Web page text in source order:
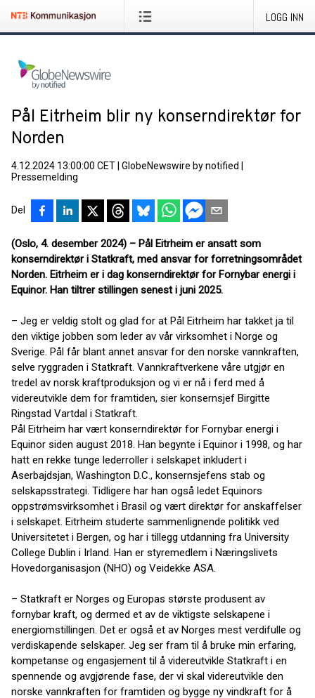
LOGG INN
Pål Eitrheim blir ny konserndirektør for
Norden
4.12.2024 13:00:00 CET GlobeNewswire by notified
Pressemelding
Del
(Oslo, 4. desember 2024) – Pål Eitrheim er ansatt som
konserndirektør i Statkraft, med ansvar for forretningsområdet
Norden. Eitrheim er i dag konserndirektør for Fornybar energi i
Equinor. Han tiltrer stillingen senest i juni 2025.
– Jeg er veldig stolt og glad for at Pål Eitrheim har takket ja til
den viktige jobben som leder av vår virksomhet i Norge og
Sverige. Pål får blant annet ansvar for den norske vannkraften,
selve ryggraden i Statkraft. Vannkraftverkene våre utgjør en
tredel av norsk kraftproduksjon og vi er nå i ferd med å
videreutvikle dem for framtiden, sier konsernsjef Birgitte
Ringstad Vartdal i Statkraft.
Pål Eitrheim har vært konserndirektør for Fornybar energi i
Equinor siden august 2018. Han begynte i Equinor i 1998, og har
hatt en rekke tunge lederroller i selskapet inkludert i
Aserbajdsjan, Washington D.C., konsernsjefens stab og
selskapsstrategi. Tidligere har han også ledet Equinors
oppstrømsvirksomhet i Brasil og vært direktør for anskaffelser
i selskapet. Eitrheim studerte sammenlignende politikk ved
Universitetet i Bergen, og har i tillegg utdanning fra University
College Dublin i Irland. Han er styremedlem i Næringslivets
Hovedorganisasjon (NHO) og Veidekke ASA.
– Statkraft er Norges og Europas største produsent av
fornybar kraft, og dermed et av de viktigste selskapene i
energiomstillingen. Det er også et av Norges mest verdifulle og
verdiskapende selskaper. Jeg ser fram til å bruke min erfaring,
kompetanse og engasjement til å videreutvikle Statkraft i en
spennende og avgjørende fase, der vi skal videreutvikle den
norske vannkraften for framtiden og bygge ny vindkraft for å